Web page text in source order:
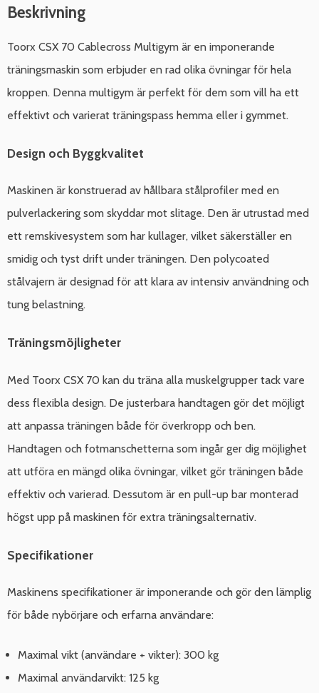
Beskrivning
Toorx CSX 70 Cablecross Multigym är en imponerande
träningsmaskin som erbjuder en rad olika övningar för hela
kroppen. Denna multigym är perfekt för dem som vill ha ett
effektivt och varierat träningspass hemma eller i gymmet.
Design och Byggkvalitet
Maskinen är konstruerad av hållbara stålprofiler med en
pulverlackering som skyddar mot slitage. Den är utrustad med
ett remskivesystem som har kullager, vilket säkerställer en
smidig och tyst drift under träningen. Den polycoated
stålvajern är designad för att klara av intensiv användning och
tung belastning.
Träningsmöjligheter
Med Toorx CSX 70 kan du träna alla muskelgrupper tack vare
dess flexibla design. De justerbara handtagen gör det möjligt
att anpassa träningen både för överkropp och ben.
Handtagen och fotmanschetterna som ingår ger dig möjlighet
att utföra en mängd olika övningar, vilket gör träningen både
effektiv och varierad. Dessutom är en pull-up bar monterad
högst upp på maskinen för extra träningsalternativ.
Specifikationer
Maskinens specifikationer är imponerande och gör den lämplig
för både nybörjare och erfarna användare:
Maximal vikt (användare + vikter): 300 kg
Maximal användarvikt: 125 kg